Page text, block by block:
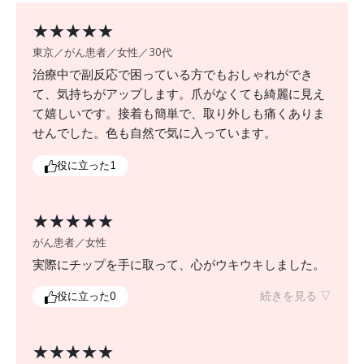
★★★★★
東京／がん患者／女性／30代
治療中で副反応で困っている方でもおしゃれができ
て、気持ちがアップします。爪がなくても綺麗に見え
て嬉しいです。接着も簡単で、取り外しも痛くありま
せんでした。色も自然で気に入っています。
役に立った1
★★★★★
がん患者／女性
実際にチップを手に取って、心がウキウキしました。
した。とても素敵だと思いました。
役に立った0 続きを見る ▽
★★★★★